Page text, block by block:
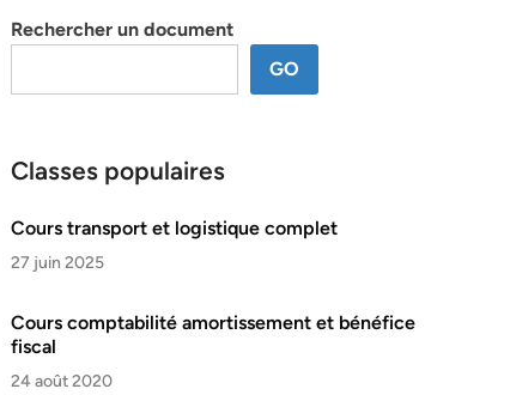
Rechercher un document
GO
Classes populaires
Cours transport et logistique complet
27 juin 2025
Cours comptabilité amortissement et bénéfice
fiscal
24 août 2020